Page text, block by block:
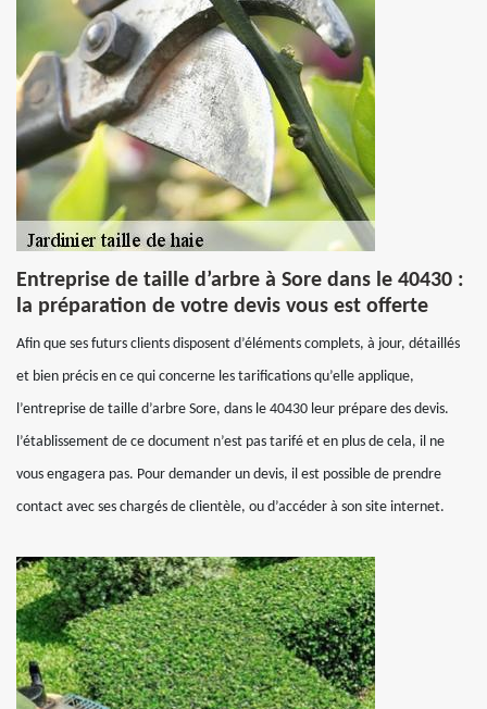
Entreprise de taille d’arbre à Sore dans le 40430 :
la préparation de votre devis vous est offerte
Afin que ses futurs clients disposent d’éléments complets, à jour, détaillés
et bien précis en ce qui concerne les tarifications qu’elle applique,
l’entreprise de taille d’arbre Sore, dans le 40430 leur prépare des devis.
l’établissement de ce document n’est pas tarifé et en plus de cela, il ne
vous engagera pas. Pour demander un devis, il est possible de prendre
contact avec ses chargés de clientèle, ou d’accéder à son site internet.